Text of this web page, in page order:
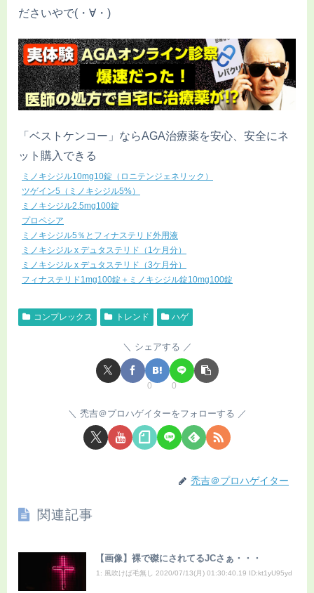
ださいやで(・∀・)
「ベストケンコー」ならAGA治療薬を安心、安全にネ
ット購入できる
ミノキシジル10mg10錠（ロニテンジェネリック）
ツゲイン5（ミノキシジル5%）
ミノキシジル2.5mg100錠
プロペシア
ミノキシジル5％とフィナステリド外用液
ミノキシジル x デュタステリド（1ケ月分）
ミノキシジル x デュタステリド（3ケ月分）
フィナステリド1mg100錠＋ミノキシジル錠10mg100錠
コンプレックス トレンド ハゲ
シェアする
0 0
禿吉＠プロハゲイターをフォローする
禿吉＠プロハゲイター
関連記事
【画像】裸で磔にされてるJCさぁ・・・
1: 風吹けば毛無し 2020/07/13(月) 01:30:40.19 ID:kt1yU95yd